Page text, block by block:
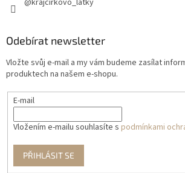
@krajcirkovo_latky
Odebírat newsletter
Vložte svůj e-mail a my vám budeme zasílat
produktech na našem e-shopu.
E-mail
Vložením e-mailu souhlasíte s podmínkami
PŘIHLÁSIT SE